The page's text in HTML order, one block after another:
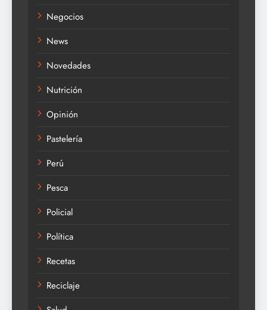
Negocios
News
Novedades
Nutrición
Opinión
Pastelería
Perú
Pesca
Policial
Política
Recetas
Reciclaje